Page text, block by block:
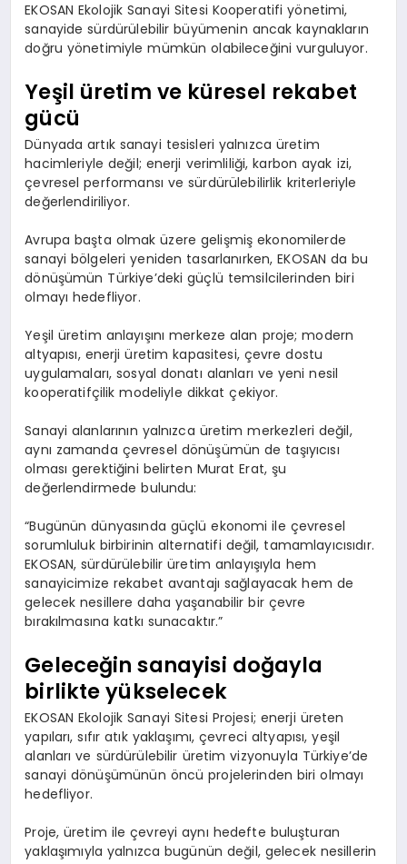
EKOSAN Ekolojik Sanayi Sitesi Kooperatifi yönetimi,
sanayide sürdürülebilir büyümenin ancak kaynakların
doğru yönetimiyle mümkün olabileceğini vurguluyor.
Yeşil üretim ve küresel rekabet
gücü
Dünyada artık sanayi tesisleri yalnızca üretim
hacimleriyle değil; enerji verimliliği, karbon ayak izi,
çevresel performansı ve sürdürülebilirlik kriterleriyle
değerlendiriliyor.
Avrupa başta olmak üzere gelişmiş ekonomilerde
sanayi bölgeleri yeniden tasarlanırken, EKOSAN da bu
dönüşümün Türkiye’deki güçlü temsilcilerinden biri
olmayı hedefliyor.
Yeşil üretim anlayışını merkeze alan proje; modern
altyapısı, enerji üretim kapasitesi, çevre dostu
uygulamaları, sosyal donatı alanları ve yeni nesil
kooperatifçilik modeliyle dikkat çekiyor.
Sanayi alanlarının yalnızca üretim merkezleri değil,
aynı zamanda çevresel dönüşümün de taşıyıcısı
olması gerektiğini belirten Murat Erat, şu
değerlendirmede bulundu:
“Bugünün dünyasında güçlü ekonomi ile çevresel
sorumluluk birbirinin alternatifi değil, tamamlayıcısıdır.
EKOSAN, sürdürülebilir üretim anlayışıyla hem
sanayicimize rekabet avantajı sağlayacak hem de
gelecek nesillere daha yaşanabilir bir çevre
bırakılmasına katkı sunacaktır.”
Geleceğin sanayisi doğayla
birlikte yükselecek
EKOSAN Ekolojik Sanayi Sitesi Projesi; enerji üreten
yapıları, sıfır atık yaklaşımı, çevreci altyapısı, yeşil
alanları ve sürdürülebilir üretim vizyonuyla Türkiye’de
sanayi dönüşümünün öncü projelerinden biri olmayı
hedefliyor.
Proje, üretim ile çevreyi aynı hedefte buluşturan
yaklaşımıyla yalnızca bugünün değil, gelecek nesillerin